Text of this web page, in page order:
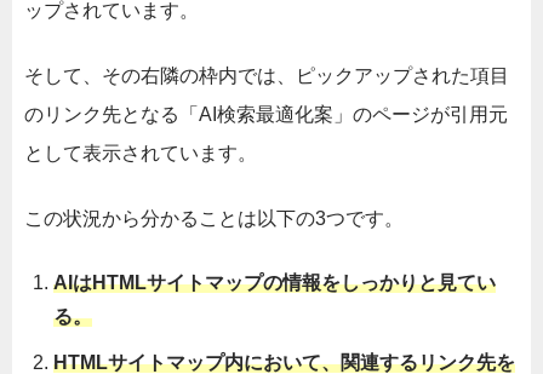
ップされています。
そして、その右隣の枠内では、ピックアップされた項目
のリンク先となる「AI検索最適化案」のページが引用元
として表示されています。
この状況から分かることは以下の3つです。
AIはHTMLサイトマップの情報をしっかりと見てい
る。
HTMLサイトマップ内において、関連するリンク先を